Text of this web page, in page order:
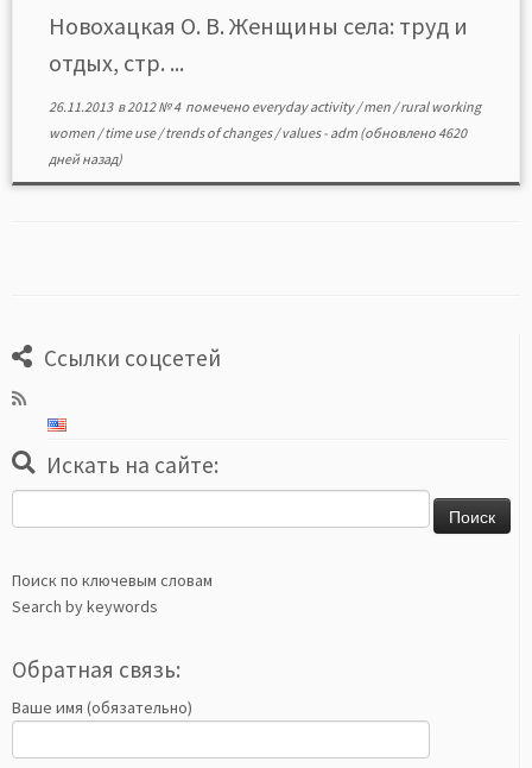
некоторым улучшением условий и […]
Новохацкая О. В. Женщины села: труд и
отдых, стр. ...
26.11.2013в2012 № 4 помечено everyday activity/men /rural working
women /time use/trends of changes/values- adm(обновлено 4620
дней назад)
Ссылки соцсетей
Искать на сайте:
Поиск по ключевым словам
Search by keywords
Обратная связь:
Ваше имя (обязательно)